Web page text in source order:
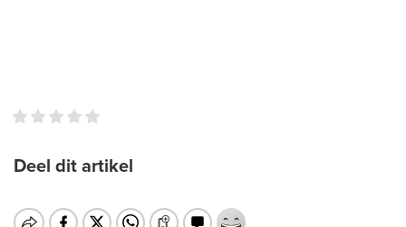
Deel dit artikel